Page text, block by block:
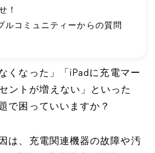
！
ルコミュニティーからの質問
くなった」「iPadに充電マー
ントが増えない」といった
で困っていいますか？
は、充電関連機器の故障や汚